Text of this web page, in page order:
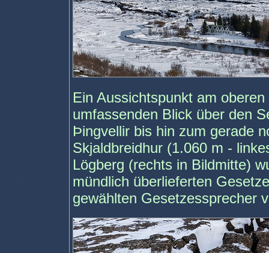
Ein Aussichtspunkt am
umfassenden Blick über den
Þingvellir bis hin zum gerade
Skjaldbreidhur (1.060 m -
Lögberg (rechts in Bildmitte)
mündlich überlieferten
gewählten Gesetzessprecher